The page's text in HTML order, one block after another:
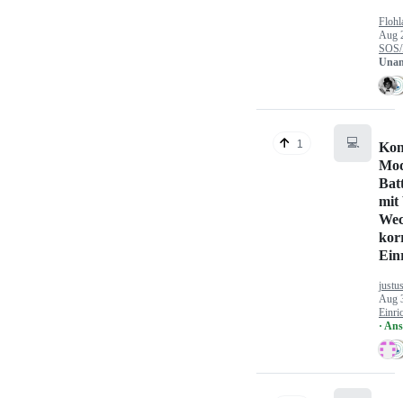
Aug
1 💻
mit
Aug
·